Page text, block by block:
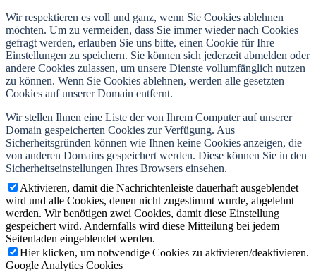
Wir respektieren es voll und ganz, wenn Sie Cookies ablehnen
möchten. Um zu vermeiden, dass Sie immer wieder nach Cookies
gefragt werden, erlauben Sie uns bitte, einen Cookie für Ihre
Einstellungen zu speichern. Sie können sich jederzeit abmelden oder
andere Cookies zulassen, um unsere Dienste vollumfänglich nutzen
zu können. Wenn Sie Cookies ablehnen, werden alle gesetzten
Cookies auf unserer Domain entfernt.
Wir stellen Ihnen eine Liste der von Ihrem Computer auf unserer
Domain gespeicherten Cookies zur Verfügung. Aus
Sicherheitsgründen können wie Ihnen keine Cookies anzeigen, die
von anderen Domains gespeichert werden. Diese können Sie in den
Sicherheitseinstellungen Ihres Browsers einsehen.
Aktivieren, damit die Nachrichtenleiste dauerhaft ausgeblendet
wird und alle Cookies, denen nicht zugestimmt wurde, abgelehnt
werden. Wir benötigen zwei Cookies, damit diese Einstellung
gespeichert wird. Andernfalls wird diese Mitteilung bei jedem
Seitenladen eingeblendet werden.
Hier klicken, um notwendige Cookies zu aktivieren/deaktivieren.
Google Analytics Cookies